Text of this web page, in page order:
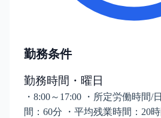
勤務条件
勤務時間・曜日
・8:00～17:00 ・所定労働時間/
間：60分 ・平均残業時間：20